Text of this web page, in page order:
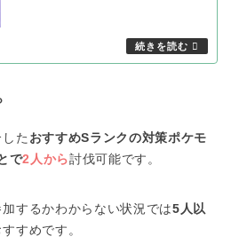
た おすすめSランクの対策ポケモ
で2人から討伐可能です。
するかわからない状況では5人以
すめです。